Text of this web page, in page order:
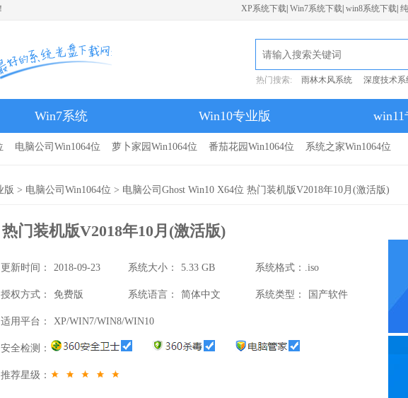
XP系统下载 Win7系统下载 win8系统下载
热门搜索: 雨林木风系统 深度技术系
Win7系统 Win10专业版 win11
电脑公司Win1064位 萝卜家园Win1064位 番茄花园Win1064位 系统之家Win1064位
版 > 电脑公司Win1064位 > 电脑公司Ghost Win10 X64位 热门装机版V2018年10月(激活版)
门装机版V2018年10月(激活版)
更新时间： 2018-09-23 系统大小： 5.33 GB 系统格式： .iso
授权方式： 免费版 系统语言： 简体中文 系统类型： 国产软件
适用平台： XP/WIN7/WIN8/WIN10
安全检测：
推荐星级：